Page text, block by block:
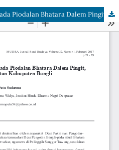
Pertunjukan Tari Babuang Pada Piodalan Bhatara Dalem Pingit, Di Desa Pengotan Kabupaten Bangli